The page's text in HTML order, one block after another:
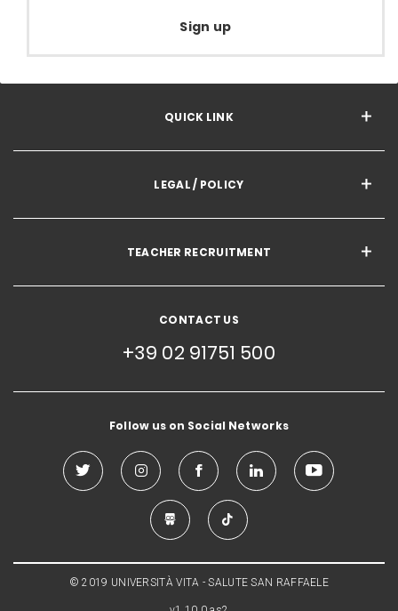
Sign up
QUICK LINK
LEGAL / POLICY
TEACHER RECRUITMENT
CONTACT US
+39 02 91751 500
Follow us on Social Networks
© 2019 UNIVERSITÀ VITA - SALUTE SAN RAFFAELE